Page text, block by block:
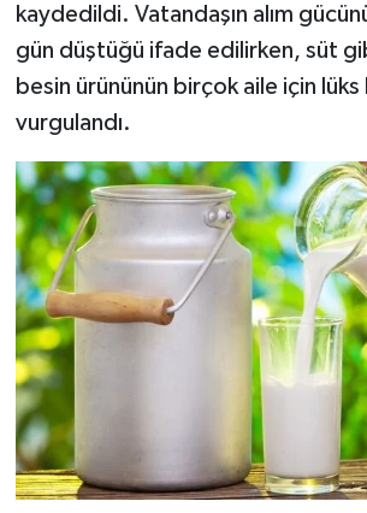
kaydedildi. Vatandaşın alım
gün düştüğü ifade edilirken, süt
besin ürününün birçok aile için
vurgulandı.